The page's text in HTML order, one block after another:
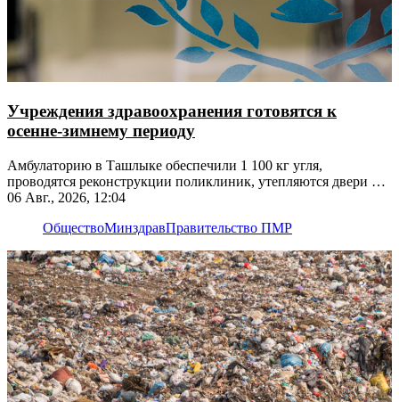
Учреждения здравоохранения готовятся к
осенне-зимнему периоду
Амбулаторию в Ташлыке обеспечили 1 100 кг угля,
проводятся реконструкции поликлиник, утепляются двери и
окна
06 Авг., 2026, 12:04
ОбществоМинздравПравительство ПМР